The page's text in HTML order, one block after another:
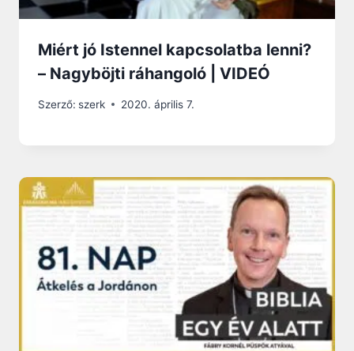
Miért jó Istennel kapcsolatba lenni?
– Nagyböjti ráhangoló | VIDEÓ
Szerző: szerk 2020. április 7.